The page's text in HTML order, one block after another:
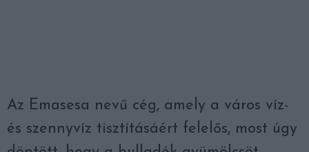
Az Emasesa nevű cég, amely a város víz-
és szennyvíz tisztításáért felelős, most úgy